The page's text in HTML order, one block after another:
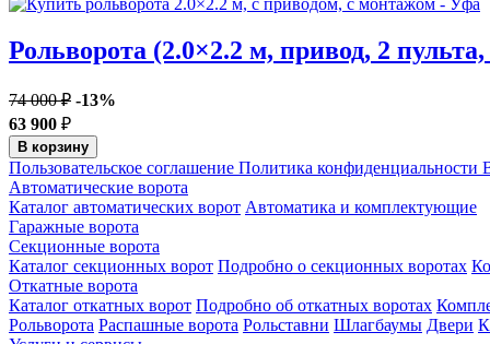
Рольворота (2.0×2.2 м, привод, 2
74 000 ₽ -13%
63 900 ₽
В корзину
Пользовательское соглашение Политика конфиденциальности
Автоматические ворота
Каталог автоматических ворот Автоматика и комплектующие
Гаражные ворота
Секционные ворота
Каталог секционных ворот Подробно о секционных воротах
Откатные ворота
Каталог откатных ворот Подробно об откатных воротах
Рольворота Распашные ворота Рольставни Шлагбаумы Двери